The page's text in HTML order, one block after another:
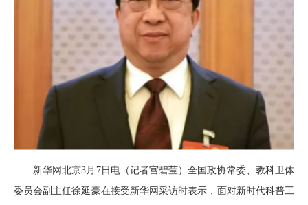
新华网北京3月7日电（记者宫碧莹）全国政协常委、教科卫体
委员会副主任徐延豪在接受新华网采访时表示，面对新时代科普工